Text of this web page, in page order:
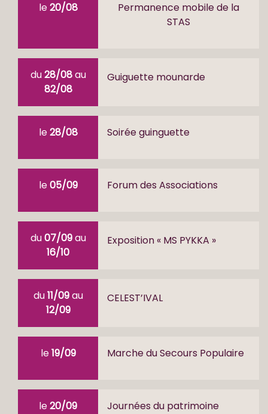
le20/08
Permanence mobile de la
STAS
du28/08au
82/08
Guiguette mounarde
le28/08 Soirée guinguette
le05/09 Forum des Associations
du07/09au
16/10
Exposition « MS PYKKA »
du11/09au
12/09
CELEST’IVAL
le19/09 Marche du Secours Populaire
le20/09 Journées du patrimoine